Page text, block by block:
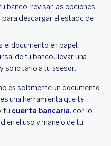
banco, revisar las opciones
para descargar el estado de
el documento en papel,
de tu banco, llevar una
solicitarlo a tu asesor.
es solamente un documento
una herramienta que te
tu cuenta bancaria, con lo
en el uso y manejo de tu